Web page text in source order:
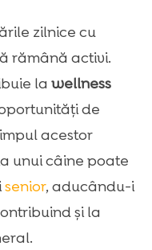
zilnice cu
rămână activi.
la wellness
de
acestor
unui câine poate
senior, aducându-i
și la